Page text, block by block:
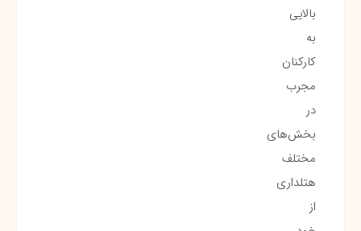
بالایی
به
کارکنان
مجرب
در
بخش‌های
مختلف
هتلداری
از